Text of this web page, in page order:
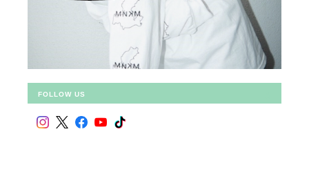
FOLLOW US